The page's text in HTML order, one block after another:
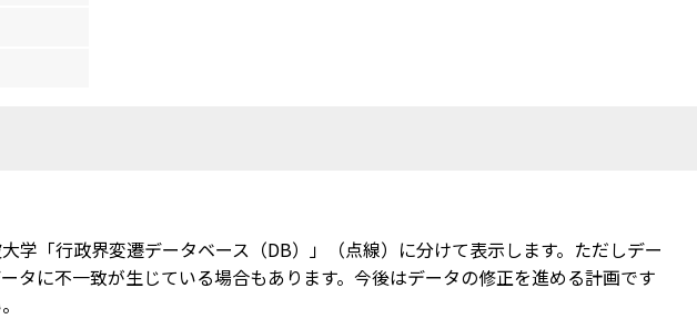
学「行政界変遷データベース（DB）」（点線）に分けて表示します。ただしデー
に不一致が生じている場合もあります。今後はデータの修正を進める計画です